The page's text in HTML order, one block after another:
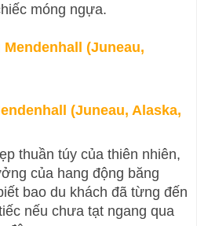
móng ngựa.
(Juneau,
thuần túy của thiên nhiên,
của hang động băng
bao du khách đã từng đến
nếu chưa tạt ngang qua